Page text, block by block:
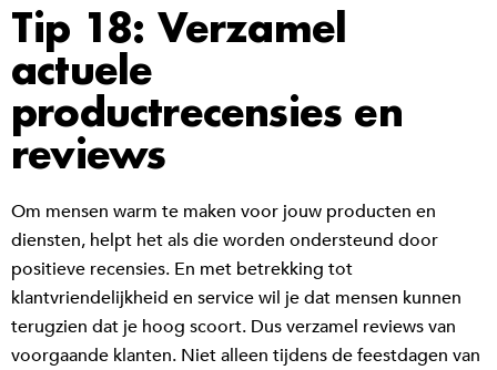
Tip 18: Verzamel
actuele
productrecensies en
reviews
Om mensen warm te maken voor jouw producten en
diensten, helpt het als die worden ondersteund door
positieve recensies. En met betrekking tot
klantvriendelijkheid en service wil je dat mensen kunnen
terugzien dat je hoog scoort. Dus verzamel reviews van
voorgaande klanten. Niet alleen tijdens de feestdagen van